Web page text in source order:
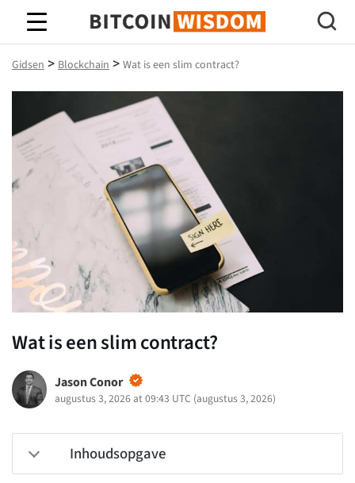
Bitcoin-wijsheid
Gidsen > Blockchain > Wat is een slim contract?
Wat is een slim contract?
Jason Conor
augustus 3, 2026 at 09:43 UTC (augustus 3, 2026)
Inhoudsopgave